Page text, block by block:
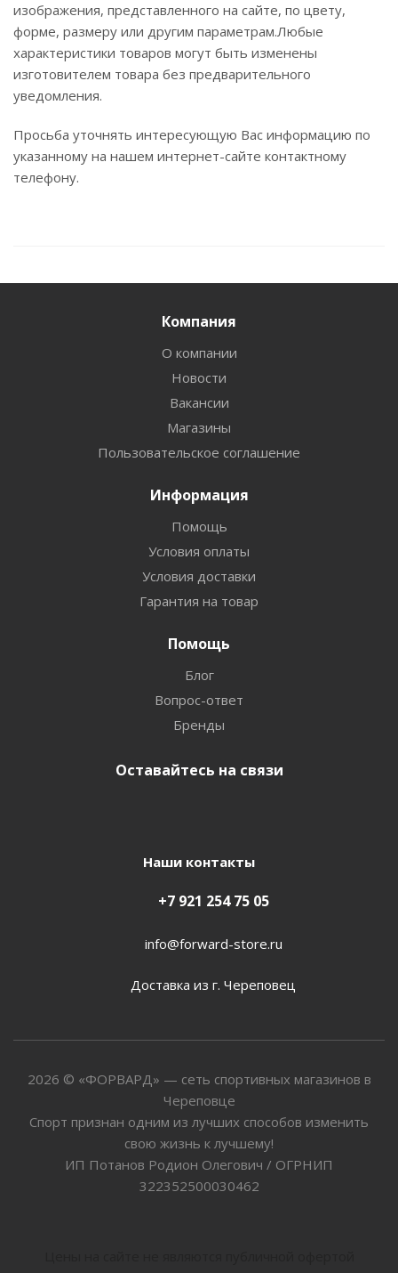
изображения, представленного на сайте, по цвету,
форме, размеру или другим параметрам.Любые
характеристики товаров могут быть изменены
изготовителем товара без предварительного
уведомления.
Просьба уточнять интересующую Вас информацию по
указанному на нашем интернет-сайте контактному
телефону.
Компания
О компании
Новости
Вакансии
Магазины
Пользовательское соглашение
Информация
Помощь
Условия оплаты
Условия доставки
Гарантия на товар
Помощь
Блог
Вопрос-ответ
Бренды
Оставайтесь на связи
Наши контакты
+7 921 254 75 05
info@forward-store.ru
Доставка из г. Череповец
2026 © «ФОРВАРД» — сеть спортивных магазинов в
Череповце
Спорт признан одним из лучших способов изменить
свою жизнь к лучшему!
ИП Потанов Родион Олегович / ОГРНИП
322352500030462